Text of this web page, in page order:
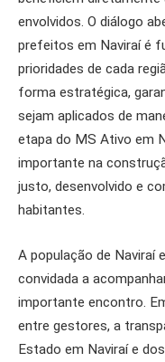
envolvidos. O diálogo
prefeitos em Naviraí é
prioridades de cada
forma estratégica,
sejam aplicados de
etapa do MS Ativo em
importante na
justo, desenvolvido e
habitantes.
A população de Naviraí
convidada a
importante encontro.
entre gestores, a
Estado em Naviraí e